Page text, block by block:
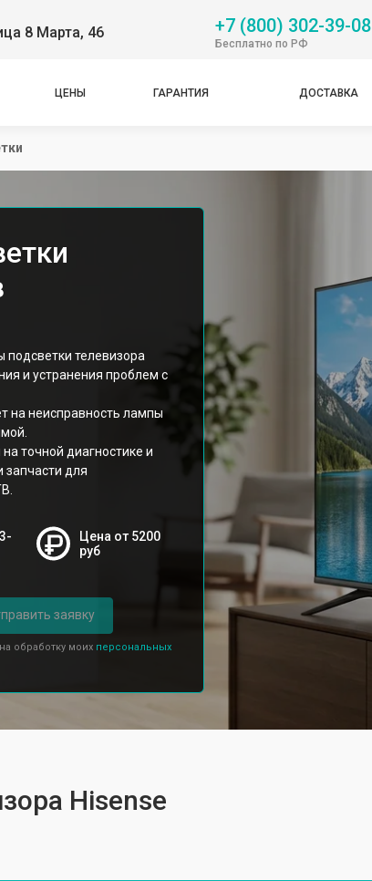
8 Марта, 46 +7 (800) 302-39-08
Бесплатно по РФ
ЦЕНЫ ГАРАНТИЯ ДОСТАВКА
подсветки телевизора
и устранения проблем с
на неисправность лампы
точной диагностике и
запчасти для
Цена от 5200
руб
заявку
обработку моих персональных
Hisense